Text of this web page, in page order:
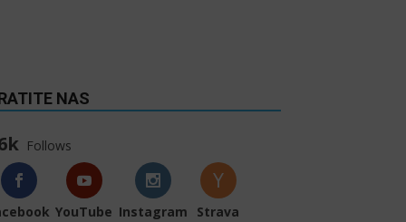
NAS
Follows
YouTube Instagram
Strava